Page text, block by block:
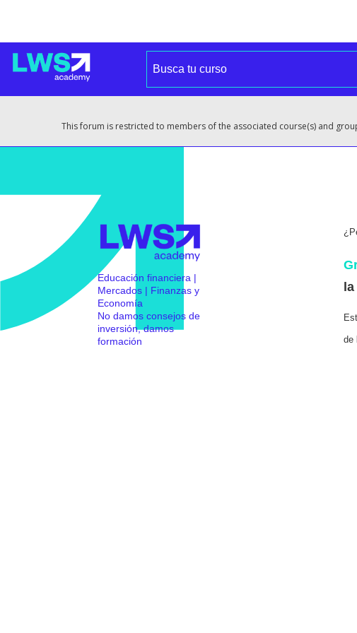
This forum is restricted to members of the associated course(s) and
Educación financiera |
Mercados | Finanzas y
Economía
No damos consejos de
inversión, damos
formación
de